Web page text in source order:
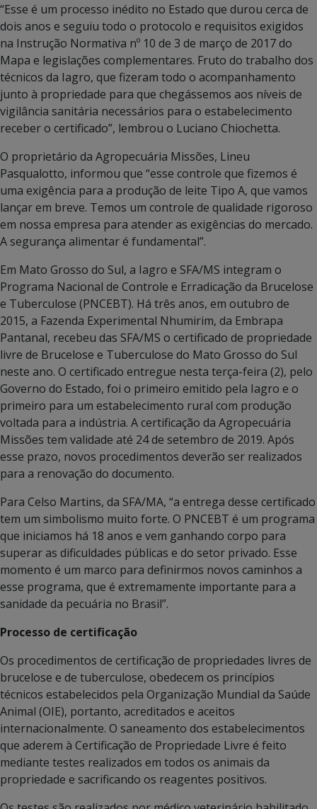
“Esse é um processo inédito no Estado que durou cerca de
dois anos e seguiu todo o protocolo e requisitos exigidos
na Instrução Normativa nº 10 de 3 de março de 2017 do
Mapa e legislações complementares. Fruto do trabalho dos
técnicos da Iagro, que fizeram todo o acompanhamento
junto à propriedade para que chegássemos aos níveis de
vigilância sanitária necessários para o estabelecimento
receber o certificado”, lembrou o Luciano Chiochetta.
O proprietário da Agropecuária Missões, Lineu
Pasqualotto, informou que “esse controle que fizemos é
uma exigência para a produção de leite Tipo A, que vamos
lançar em breve. Temos um controle de qualidade rigoroso
em nossa empresa para atender as exigências do mercado.
A segurança alimentar é fundamental”.
Em Mato Grosso do Sul, a Iagro e SFA/MS integram o
Programa Nacional de Controle e Erradicação da Brucelose
e Tuberculose (PNCEBT). Há três anos, em outubro de
2015, a Fazenda Experimental Nhumirim, da Embrapa
Pantanal, recebeu das SFA/MS o certificado de propriedade
livre de Brucelose e Tuberculose do Mato Grosso do Sul
neste ano. O certificado entregue nesta terça-feira (2), pelo
Governo do Estado, foi o primeiro emitido pela Iagro e o
primeiro para um estabelecimento rural com produção
voltada para a indústria. A certificação da Agropecuária
Missões tem validade até 24 de setembro de 2019. Após
esse prazo, novos procedimentos deverão ser realizados
para a renovação do documento.
Para Celso Martins, da SFA/MA, “a entrega desse certificado
tem um simbolismo muito forte. O PNCEBT é um programa
que iniciamos há 18 anos e vem ganhando corpo para
superar as dificuldades públicas e do setor privado. Esse
momento é um marco para definirmos novos caminhos a
esse programa, que é extremamente importante para a
sanidade da pecuária no Brasil”.
Processo de certificação
Os procedimentos de certificação de propriedades livres de
brucelose e de tuberculose, obedecem os princípios
técnicos estabelecidos pela Organização Mundial da Saúde
Animal (OIE), portanto, acreditados e aceitos
internacionalmente. O saneamento dos estabelecimentos
que aderem à Certificação de Propriedade Livre é feito
mediante testes realizados em todos os animais da
propriedade e sacrificando os reagentes positivos.